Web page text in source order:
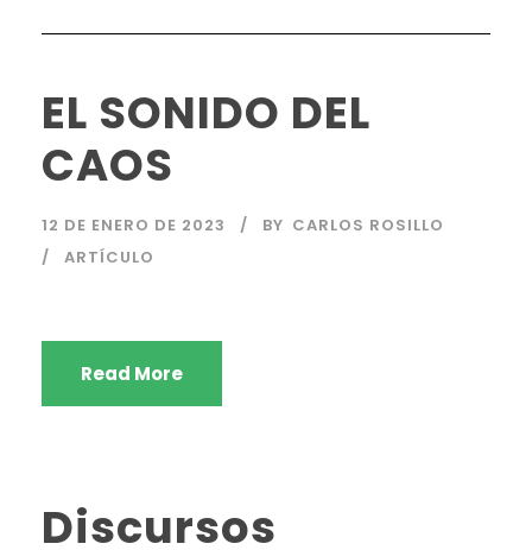
EL SONIDO DEL
CAOS
12 DE ENERO DE 2023 BY CARLOS ROSILLO
ARTÍCULO
Read More
Discursos